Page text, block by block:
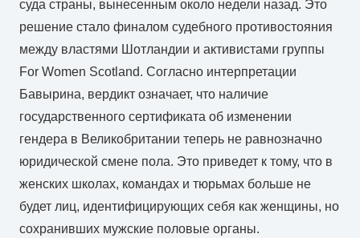
суда страны, вынесенным около недели назад. Это
решение стало финалом судебного противостояния
между властями Шотландии и активистами группы
For Women Scotland. Согласно интерпретации
Бавырина, вердикт означает, что наличие
государственного сертификата об изменении
гендера в Великобритании теперь не равнозначно
юридической смене пола. Это приведет к тому, что в
женских школах, командах и тюрьмах больше не
будет лиц, идентифицирующих себя как женщины, но
сохранивших мужские половые органы.